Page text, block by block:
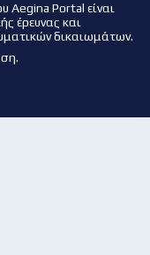
Aegina Portal είναι
έρευνας και
δικαιωμάτων.